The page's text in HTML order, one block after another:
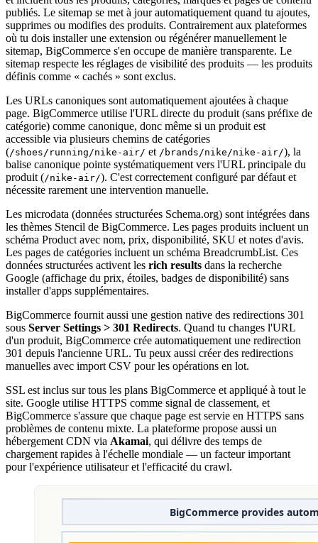
publiés. Le sitemap se met à jour automatiquement quand tu ajoutes,
supprimes ou modifies des produits. Contrairement aux plateformes
où tu dois installer une extension ou régénérer manuellement le
sitemap, BigCommerce s'en occupe de manière transparente. Le
sitemap respecte les réglages de visibilité des produits — les produits
définis comme « cachés » sont exclus.
Les URLs canoniques sont automatiquement ajoutées à chaque
page. BigCommerce utilise l'URL directe du produit (sans préfixe de
catégorie) comme canonique, donc même si un produit est
accessible via plusieurs chemins de catégories
(/shoes/running/nike-air/ et /brands/nike/nike-air/), la
balise canonique pointe systématiquement vers l'URL principale du
produit (/nike-air/). C'est correctement configuré par défaut et
nécessite rarement une intervention manuelle.
Les microdata (données structurées Schema.org) sont intégrées dans
les thèmes Stencil de BigCommerce. Les pages produits incluent un
schéma Product avec nom, prix, disponibilité, SKU et notes d'avis.
Les pages de catégories incluent un schéma BreadcrumbList. Ces
données structurées activent les rich results dans la recherche
Google (affichage du prix, étoiles, badges de disponibilité) sans
installer d'apps supplémentaires.
BigCommerce fournit aussi une gestion native des redirections 301
sous Server Settings > 301 Redirects. Quand tu changes l'URL
d'un produit, BigCommerce crée automatiquement une redirection
301 depuis l'ancienne URL. Tu peux aussi créer des redirections
manuelles avec import CSV pour les opérations en lot.
SSL est inclus sur tous les plans BigCommerce et appliqué à tout le
site. Google utilise HTTPS comme signal de classement, et
BigCommerce s'assure que chaque page est servie en HTTPS sans
problèmes de contenu mixte. La plateforme propose aussi un
hébergement CDN via Akamai, qui délivre des temps de
chargement rapides à l'échelle mondiale — un facteur important
pour l'expérience utilisateur et l'efficacité du crawl.